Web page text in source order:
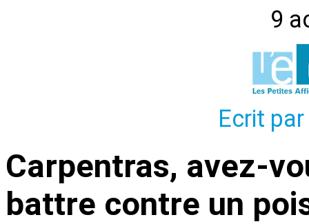
9
Ecrit
Carpentras, avez-
battre contre un